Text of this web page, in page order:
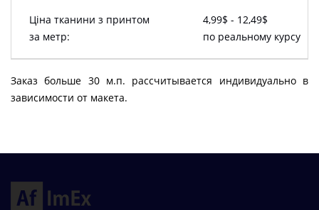
Ціна тканини з принтом
за метр:
4,99$ - 12,49$
по реальному курсу
Заказ больше 30 м.п. рассчитывается индивидуально в
зависимости от макета.